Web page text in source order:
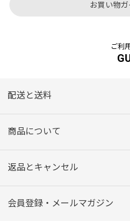
お買い物
ご利
配送と送料
商品について
返品とキャンセル
会員登録・メールマガジン